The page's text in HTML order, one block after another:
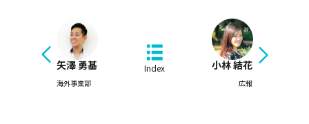
矢澤 勇基
海外事業部
Index 小林 結花
広報